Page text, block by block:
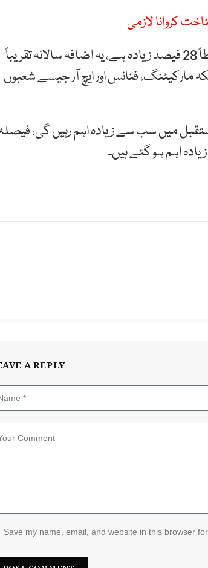
کروانا لازمی
تحقیق کے مطابق اے آئی مہارت رکھنے والے ملازمین کی آمدنی اوسطاً 28 فیصد زیادہ ہے، یہ اضافہ سالانہ تقریباً
بلکہ مارکیٹنگ، فنانس اور ایچ آر جیسے شعبوں
میں سب سے زیادہ اہم رہیں گی،
اہم ہو گئے ہیں۔
A REPLY
Save my name, email, and website in this browser